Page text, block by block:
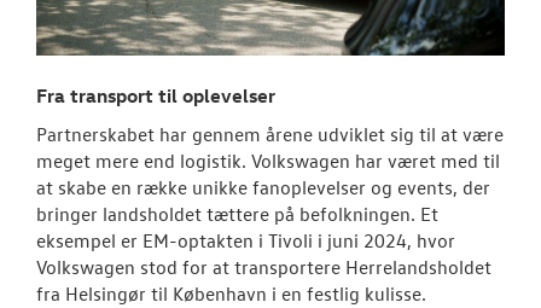
Fra transport til oplevelser
Partnerskabet har gennem årene udviklet sig til at være
meget mere end logistik. Volkswagen har været med til
at skabe en række unikke fanoplevelser og events, der
bringer landsholdet tættere på befolkningen. Et
eksempel er EM-optakten i Tivoli i juni 2024, hvor
Volkswagen stod for at transportere Herrelandsholdet
fra Helsingør til København i en festlig kulisse.